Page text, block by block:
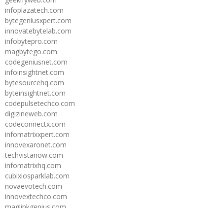
infoplazatech.com
bytegeniusxpert.com
innovatebytelab.com
infobytepro.com
magbytego.com
codegeniusnet.com
infoinsightnet.com
bytesourcehq.com
byteinsightnet.com
codepulsetechco.com
digizineweb.com
codeconnectx.com
infomatrixxpert.com
innovexaronet.com
techvistanow.com
infomatrixhq.com
cubixiosparklab.com
novaevotech.com
innovextechco.com